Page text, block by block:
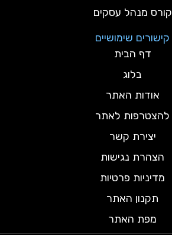
קורס מנהל עסקים
קישורים שימושיים
דף הבית
בלוג
אודות האתר
להצטרפות לאתר
יצירת קשר
הצהרת נגישות
מדיניות פרטיות
תקנון האתר
מפת האתר